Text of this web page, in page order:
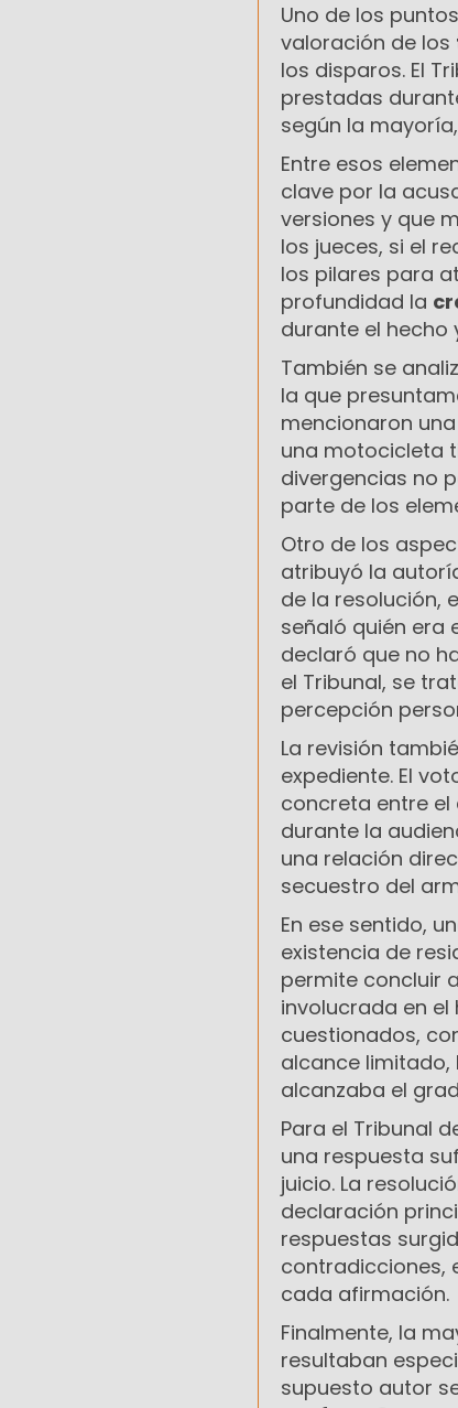
Uno de los
valoración de los
los disparos. El
prestadas
según la
Entre esos
clave por la
versiones y que
los jueces, si el
los pilares para
profundidad la
durante el hecho
También se
la que
mencionaron
una motocicleta
divergencias no
parte de los
Otro de los
atribuyó la
de la resolución,
señaló quién era
declaró que no
el Tribunal, se
percepción
La revisión
expediente. El
concreta entre
durante la
una relación
secuestro del
En ese sentido,
existencia de
permite concluir
involucrada en
cuestionados,
alcance
alcanzaba el
Para el Tribunal
una respuesta
juicio. La
declaración
respuestas
contradicciones,
cada afirmación.
Finalmente, la
resultaban
supuesto autor